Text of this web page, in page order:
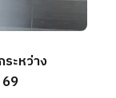
ะหว่าง